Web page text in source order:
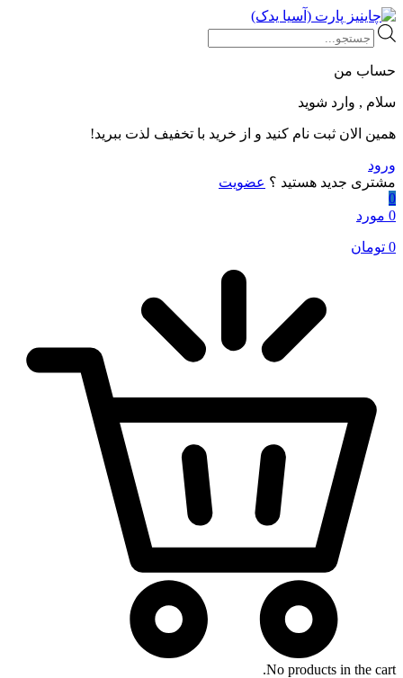
Products
search
حساب من
سلام , وارد شوید
همین الان ثبت نام کنید و از خرید با تخفیف لذت ببرید!
ورود
مشتری جدید هستید ؟ عضویت
0
0 مورد
0 تومان
No products in the cart.